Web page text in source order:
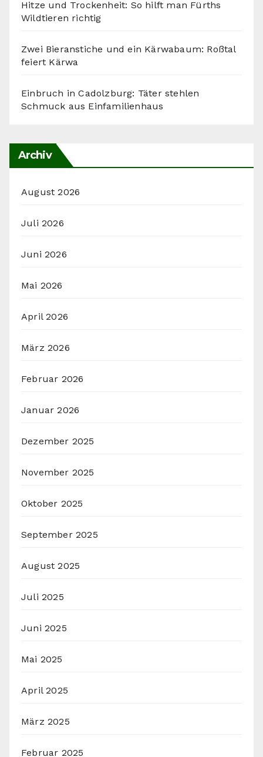
Hitze und Trockenheit: So hilft man Fürths
Wildtieren richtig
Zwei Bieranstiche und ein Kärwabaum: Roßtal
feiert Kärwa
Einbruch in Cadolzburg: Täter stehlen
Schmuck aus Einfamilienhaus
Archiv
August 2026
Juli 2026
Juni 2026
Mai 2026
April 2026
März 2026
Februar 2026
Januar 2026
Dezember 2025
November 2025
Oktober 2025
September 2025
August 2025
Juli 2025
Juni 2025
Mai 2025
April 2025
März 2025
Februar 2025